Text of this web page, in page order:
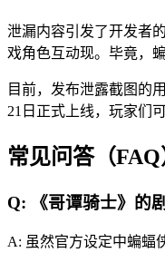
泄漏内容引发了开发者
戏角色互动现。毕竟，
目前，发布泄露截图的
21日正式上线，玩家们
常见问答（FAQ
Q: 《哥谭骑士》的
A: 虽然官方设定中蝙蝠